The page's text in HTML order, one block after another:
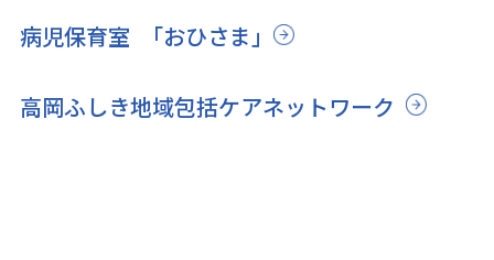
病児保育室 ｢おひさま｣
高岡ふしき地域包括ケアネットワーク